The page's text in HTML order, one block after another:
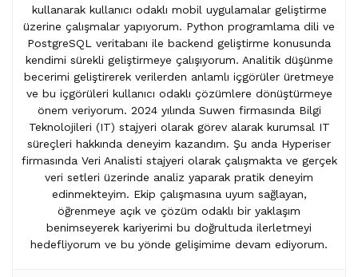
kullanarak kullanıcı odaklı mobil uygulamalar geliştirme
üzerine çalışmalar yapıyorum. Python programlama dili ve
PostgreSQL veritabanı ile backend geliştirme konusunda
kendimi sürekli geliştirmeye çalışıyorum. Analitik düşünme
becerimi geliştirerek verilerden anlamlı içgörüler üretmeye
ve bu içgörüleri kullanıcı odaklı çözümlere dönüştürmeye
önem veriyorum. 2024 yılında Suwen firmasında Bilgi
Teknolojileri (IT) stajyeri olarak görev alarak kurumsal IT
süreçleri hakkında deneyim kazandım. Şu anda Hyperiser
firmasında Veri Analisti stajyeri olarak çalışmakta ve gerçek
veri setleri üzerinde analiz yaparak pratik deneyim
edinmekteyim. Ekip çalışmasına uyum sağlayan,
öğrenmeye açık ve çözüm odaklı bir yaklaşım
benimseyerek kariyerimi bu doğrultuda ilerletmeyi
hedefliyorum ve bu yönde gelişimime devam ediyorum.